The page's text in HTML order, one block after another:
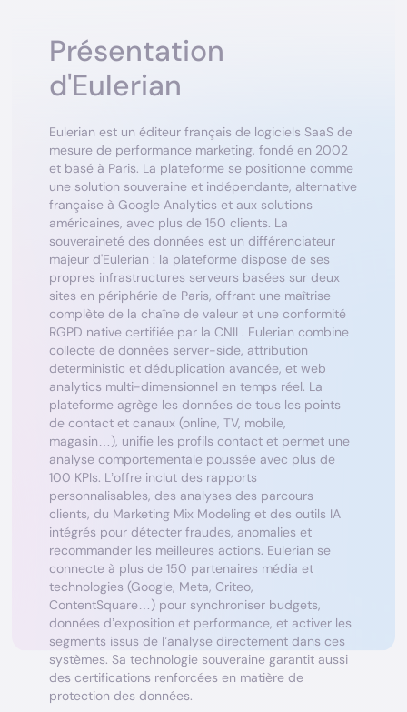
Présentation
d'Eulerian
Eulerian est un éditeur français de logiciels SaaS de
mesure de performance marketing, fondé en 2002
et basé à Paris. La plateforme se positionne comme
une solution souveraine et indépendante, alternative
française à Google Analytics et aux solutions
américaines, avec plus de 150 clients. La
souveraineté des données est un différenciateur
majeur d'Eulerian : la plateforme dispose de ses
propres infrastructures serveurs basées sur deux
sites en périphérie de Paris, offrant une maîtrise
complète de la chaîne de valeur et une conformité
RGPD native certifiée par la CNIL. Eulerian combine
collecte de données server-side, attribution
deterministic et déduplication avancée, et web
analytics multi-dimensionnel en temps réel. La
plateforme agrège les données de tous les points
de contact et canaux (online, TV, mobile,
magasin…), unifie les profils contact et permet une
analyse comportementale poussée avec plus de
100 KPIs. L’offre inclut des rapports
personnalisables, des analyses des parcours
clients, du Marketing Mix Modeling et des outils IA
intégrés pour détecter fraudes, anomalies et
recommander les meilleures actions. Eulerian se
connecte à plus de 150 partenaires média et
technologies (Google, Meta, Criteo,
ContentSquare…) pour synchroniser budgets,
données d’exposition et performance, et activer les
segments issus de l’analyse directement dans ces
systèmes. Sa technologie souveraine garantit aussi
des certifications renforcées en matière de
protection des données.